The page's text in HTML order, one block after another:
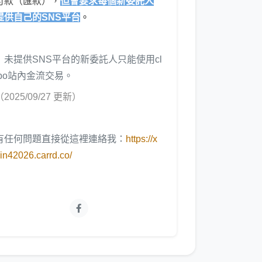
供自己的SNS平台 。
提供SNS平台的新委託人只能使用cl
站內金流交易。
2025/09/27 更新）
任何問題直接從這裡連絡我： https://x